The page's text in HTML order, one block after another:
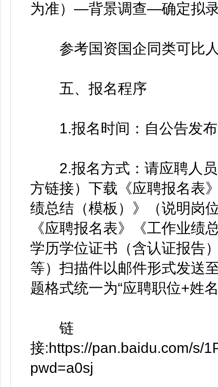
为准）—背景调查—确定拟
参考国资国企同类可比人
五、报名程序
1.报名时间：自公告发布
2.报名方式：请应聘人员
方链接）下载《应聘报名表
绩总结（模板）》（说明岗
《应聘报名表》《工作业绩
学历学位证书（含认证报告
等）扫描件以邮件形式发送
题格式统一为“应聘职位+姓
链
接:https://pan.baidu.com/s/
pwd=a0sj